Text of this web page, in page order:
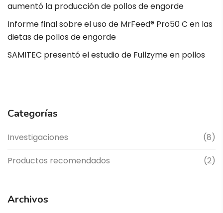
aumentó la producción de pollos de engorde
Informe final sobre el uso de MrFeed® Pro50 C en las
dietas de pollos de engorde
SAMITEC presentó el estudio de Fullzyme en pollos
Categorías
Investigaciones (8)
Productos recomendados (2)
Archivos